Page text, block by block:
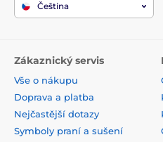
Čeština
Zákaznický servis
Vše o nákupu
Doprava a platba
Nejčastější dotazy
Symboly praní a sušení